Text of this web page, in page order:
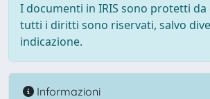
I documenti in IRIS sono protetti
tutti i diritti sono riservati, salvo
indicazione.
Informazioni